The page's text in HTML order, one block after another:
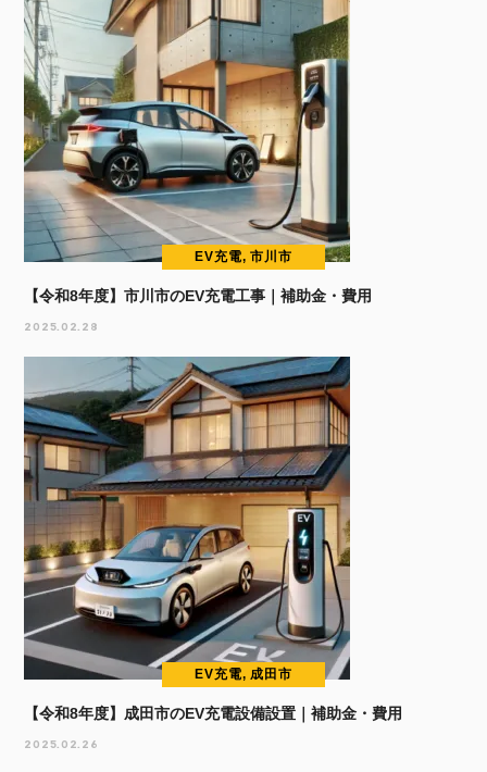
EV充電, 市川市
【令和8年度】市川市のEV充電工事｜補助金・費用
2025.02.28
EV充電, 成田市
【令和8年度】成田市のEV充電設備設置｜補助金・費用
2025.02.26